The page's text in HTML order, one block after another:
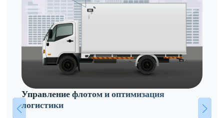
Управление флотом и оптимизация
логистики